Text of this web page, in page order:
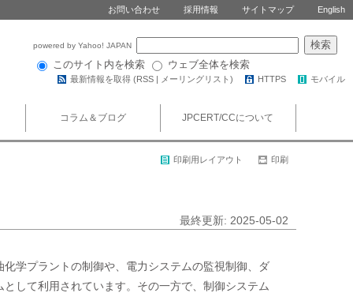
お問い合わせ 採用情報 サイトマップ English
powered by Yahoo! JAPAN
このサイト内を検索 ウェブ全体を検索
最新情報を取得 (RSS | メーリングリスト ) HTTPS モバイル
コラム＆ブログ JPCERT/CCについて
印刷用レイアウト 印刷
最終更新: 2025-05-02
学プラントの制御や、電力システムの監視制御、ダ
して利用されています。その一方で、制御システム